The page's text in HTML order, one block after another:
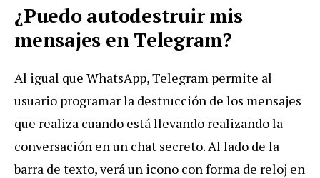
¿Puedo autodestruir mis
mensajes en Telegram?
Al igual que WhatsApp, Telegram permite al
usuario programar la destrucción de los mensajes
que realiza cuando está llevando realizando la
conversación en un chat secreto. Al lado de la
barra de texto, verá un icono con forma de reloj en